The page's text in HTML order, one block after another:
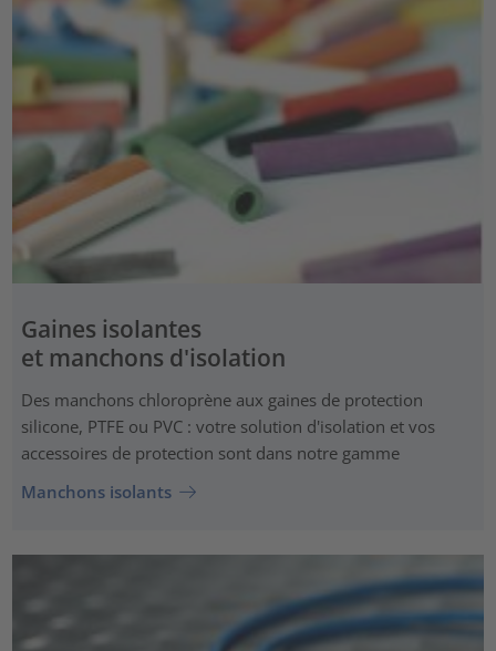
Gaines isolantes
et manchons d'isolation
Des manchons chloroprène aux gaines de protection
silicone, PTFE ou PVC : votre solution d'isolation et vos
accessoires de protection sont dans notre gamme
Manchons isolants